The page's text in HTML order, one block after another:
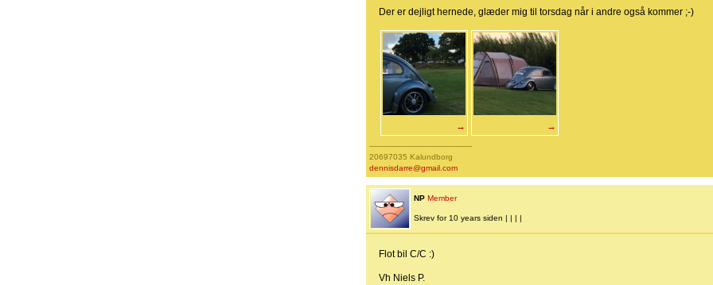
Der er dejligt hernede, glæder mig til torsdag når i andre også kommer ;-)
→ →
-------------------------------------------
20697035 Kalundborg
dennisdarre@gmail.com
NP Member
Skrev for 10 years siden | | | |
Flot bil C/C :)
Vh Niels P.